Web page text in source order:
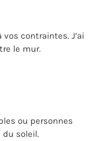
contraintes. J’ai
le mur.
ou personnes
du soleil.